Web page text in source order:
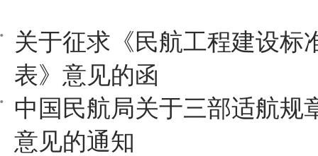
关于征求《民航工程建设标
表》意见的函
中国民航局关于三部适航规
意见的通知